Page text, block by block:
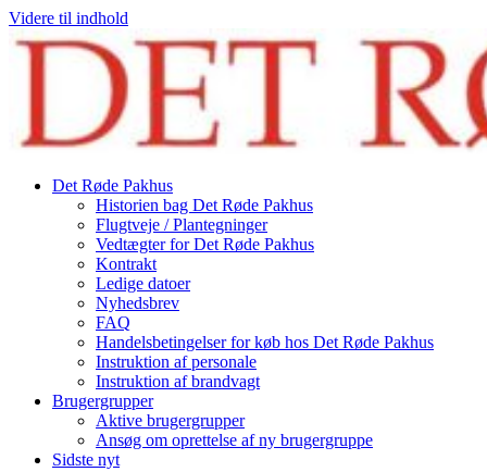
Videre til indhold
Det Røde Pakhus
Historien bag Det Røde Pakhus
Flugtveje / Plantegninger
Vedtægter for Det Røde Pakhus
Kontrakt
Ledige datoer
Nyhedsbrev
FAQ
Handelsbetingelser for køb hos Det Røde Pakhus
Instruktion af personale
Instruktion af brandvagt
Brugergrupper
Aktive brugergrupper
Ansøg om oprettelse af ny brugergruppe
Sidste nyt